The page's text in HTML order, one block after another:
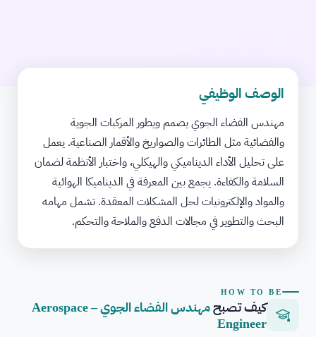
الوصف الوظيفي
مهندس الفضاء الجوي يصمم ويطور المركبات الجوية
والفضائية مثل الطائرات والصواريخ والأقمار الصناعية. يعمل
على تحليل الأداء الديناميكي والهيكلي، واختبار الأنظمة لضمان
السلامة والكفاءة. يجمع بين المعرفة في الديناميكا الهوائية
والمواد والإلكترونيات لحل المشكلات المعقدة. تشمل مهامه
البحث والتطوير في مجالات الدفع والملاحة والتحكم.
HOW TO BE
كيف تصبح
مهندس الفضاء الجوي – Aerospace
Engineer